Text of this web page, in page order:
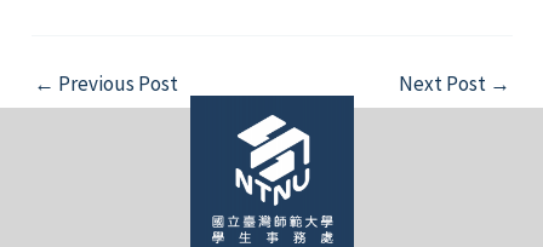
Post
navigation
← Previous Post Next Post →